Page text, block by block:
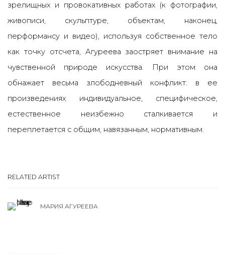
зрелищных и провокативных работах (к фотографии,
живописи, скульптуре, объектам, наконец,
перформансу и видео), используя собственное тело
как точку отсчета, Агуреева заостряет внимание на
чувственной природе искусства. При этом она
обнажает весьма злободневный конфликт: в ее
произведениях индивидуальное, специфическое,
естественное неизбежно сталкивается и
переплетается с общим, навязанным, нормативным.
RELATED ARTIST
МАРИЯ АГУРЕЕВА